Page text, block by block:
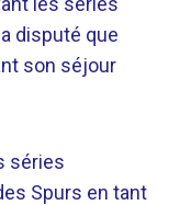
disputé que
son séjour
séries
Spurs en tant